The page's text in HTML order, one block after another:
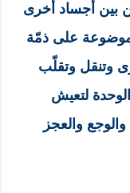
بين أجساد أخرى
موضوعة على ذمّة
وتنقل وتقلّب
لتعيش
والعجز